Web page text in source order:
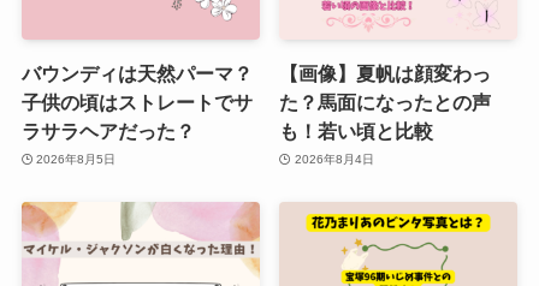
バウンディは天然パーマ？
子供の頃はストレートでサ
ラサラヘアだった？
2026年8月5日
【画像】夏帆は顔変わっ
た？馬面になったとの声
も！若い頃と比較
2026年8月4日